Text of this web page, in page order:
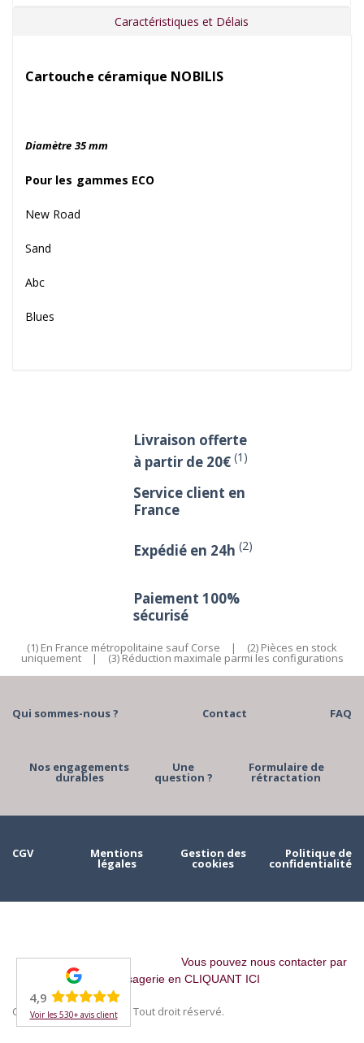
Caractéristiques et Délais
Cartouche céramique NOBILIS
Diamètre 35 mm
Pour les gammes ECO
New Road
Sand
Abc
Blues
Livraison offerte
à partir de 20€ (1)
Service client en
France
Expédié en 24h (2)
Paiement 100%
sécurisé
(1) En France métropolitaine sauf Corse | (2) Pièces en stock
uniquement | (3) Réduction maximale parmi les configurations
Qui sommes-nous ? Contact FAQ
Nos engagements
durables
Une
question ?
Formulaire de
rétractation
CGV Mentions
légales
Gestion des
cookies
Politique de
confidentialité
Vous pouvez nous contacter par
messagerie en CLIQUANT ICI
Copyright © 2023 MAAH. Tout droit réservé.
4,9
Voir les 530+ avis client